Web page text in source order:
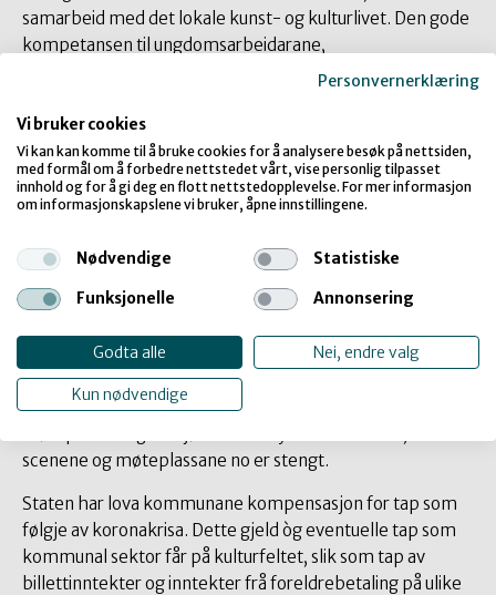
samarbeid med det lokale kunst- og kulturlivet. Den gode
kompetansen til ungdomsarbeidarane,
utdanningssektoren og kultur- og fritidssektoren blir sett i
Ver framoverlent og
innovative i denne tida
som no er over oss!
Kommunal sektor er legg til rette og tenestetilbydar av ei
kultursektoren. Det er vårt felles ansvar å bidra til at dei
som manglar nettverk og samhald i heimen, som kjenner
på einsemd og mentale og psykiske utfordringar, har
scenene og møteplassane no er stengt.
Staten har lova kommunane kompensasjon for tap som
følgje av koronakrisa. Dette gjeld òg eventuelle tap som
kommunal sektor får på kulturfeltet, slik som tap av
billettinntekter og inntekter frå foreldrebetaling på ulike
Personvernerklæring
Vi bruker cookies
Vi kan kan komme til å bruke cookies for å analysere besøk på nettsiden,
med formål om å forbedre nettstedet vårt, vise personlig tilpasset
innhold og for å gi deg en flott nettstedopplevelse. For mer informasjon
om informasjonskapslene vi bruker, åpne innstillingene.
Nødvendige
Statistiske
Funksjonelle
Annonsering
Godta alle Nei, endre valg
Kun nødvendige